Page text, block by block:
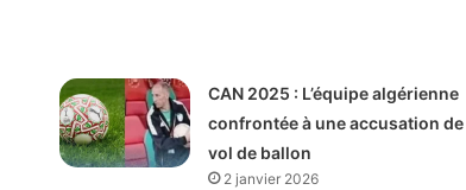
CAN 2025 : L’équipe algérienne
confrontée à une accusation de
vol de ballon
2 janvier 2026